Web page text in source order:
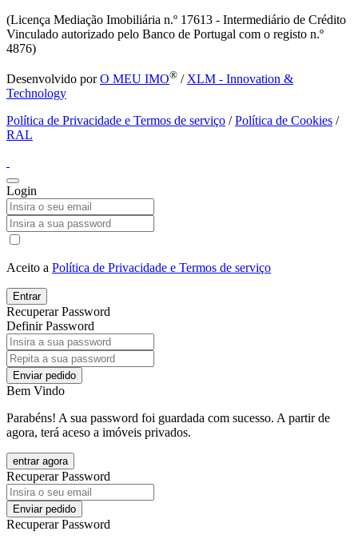
(Licença Mediação Imobiliária n.º 17613 - Intermediário de Crédito
Vinculado autorizado pelo Banco de Portugal com o registo n.º
4876)
Desenvolvido porO MEU IMO® / XLM - Innovation &
Technology
Política de Privacidade e Termos de serviço /Política de Cookies /
RAL
Login
Aceito a Política de Privacidade e Termos de serviço
Entrar
Recuperar Password
Definir Password
Enviar pedido
Bem Vindo
Parabéns! A sua password foi guardada com sucesso. A partir de
agora, terá aceso a imóveis privados.
entrar agora
Recuperar Password
Enviar pedido
Recuperar Password